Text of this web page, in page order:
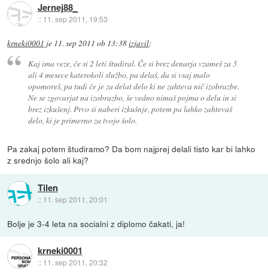
Jernej88_
:: 11. sep 2011, 19:53
krneki0001 je 11. sep 2011 ob 13:38izjavil:
Kaj ima veze, če si 2 leti študiral. Če si brez denarja vzameš za 3
ali 4 mesece katerokoli službo, pa delaš, da si vsaj malo
opomoreš, pa tudi če je za delat delo ki ne zahteva nič izobrazbe.
Ne se zgovarjat na izobrazbo, še vedno nimaš pojma o delu in si
brez izkušenj. Prvo si naberi izkušnje, potem pa lahko zahtevaš
delo, ki je primerno za tvojo šolo.
Pa zakaj potem študiramo? Da bom najprej delali tisto kar bi lahko
z srednjo šolo ali kaj?
Tilen
:: 11. sep 2011, 20:01
Bolje je 3-4 leta na socialni z diplomo čakati, ja!
krneki0001
:: 11. sep 2011, 20:32